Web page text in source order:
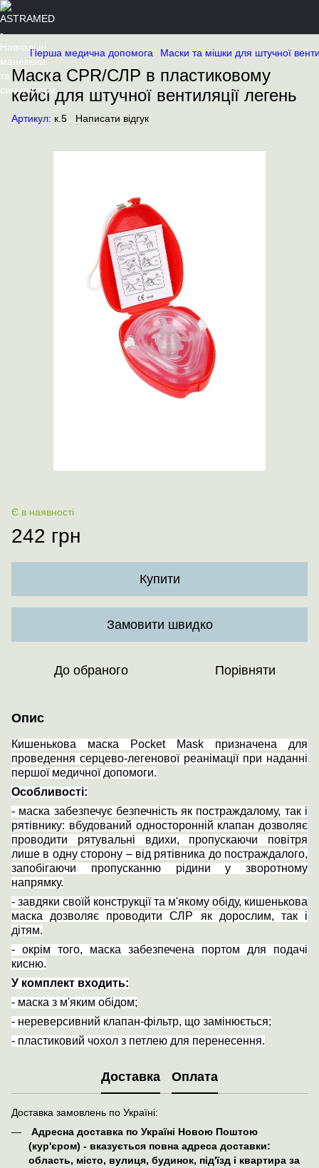
Перша медична допомога Маски та мішки для штучної
Маска CPR/СЛР в пластиковому
кейсі для штучної вентиляції легень
Артикул: к.5 Написати відгук
Є в наявності
242 грн
Купити
Замовити швидко
До обраного Порівняти
Опис
Кишенькова маска Pocket Mask призначена для
проведення серцево-легенової реанімації при наданні
першої медичної допомоги.
Особливості:
- маска забезпечує безпечність як постраждалому, так і
рятівнику: вбудований односторонній клапан дозволяє
проводити рятувальні вдихи, пропускаючи повітря
лише в одну сторону – від рятівника до постраждалого,
запобігаючи пропусканню рідини у зворотному
напрямку.
- завдяки своїй конструкції та м'якому обіду, кишенькова
маска дозволяє проводити СЛР як дорослим, так і
дітям.
- окрім того, маска забезпечена портом для подачі
кисню.
У комплект входить:
- маска з м'яким обідом;
- нереверсивний клапан-фільтр, що замінюється;
- пластиковий чохол з петлею для перенесення.
Доставка Оплата
Доставка замовлень по Україні:
Адресна доставка по Україні Новою Поштою
(кур'єром) - вказується повна адреса доставки:
область, місто, вулиця, будинок, під'їзд і квартира за